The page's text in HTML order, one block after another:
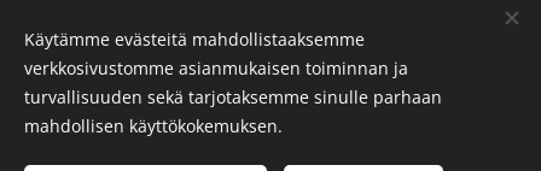
Share
Käytämme evästeitä mahdollistaaksemme
verkkosivustomme asianmukaisen toiminnan ja
turvallisuuden sekä tarjotaksemme sinulle parhaan
mahdollisen käyttökokemuksen.